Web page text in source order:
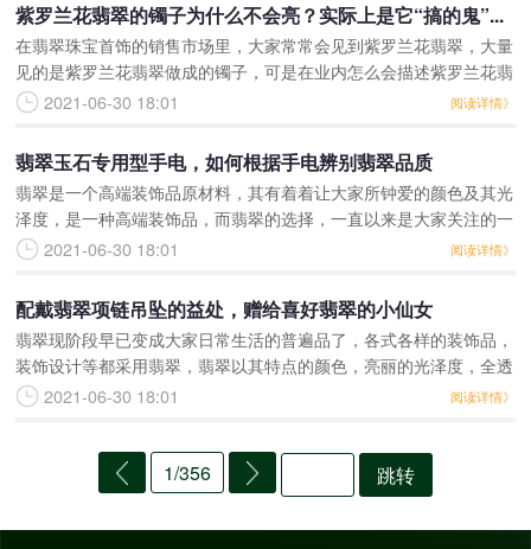
紫罗兰花翡翠的镯子为什么不会亮？实际上是它“搞的鬼”...
在翡翠珠宝首饰的销售市场里，大家常常会见到紫罗兰花翡翠，大量
见的是紫罗兰花翡翠做成的镯子，可是在业内怎么会描述紫罗兰花翡
翠为“见光死”？一般一进翡翠店，你能发觉店内的仅是白光，给人较
2021-06-30 18:01 阅读详情》
翡翠玉石专用型手电，如何根据手电辨别翡翠品质
翡翠是一个高端装饰品原材料，其有着着让大家所钟爱的颜色及其光
泽度，是一种高端装饰品，而翡翠的选择，一直以来是大家关注的一
个难题，用哪种来辨别翡翠呢？用哪种来观察翡翠呢？翡翠及其别的
2021-06-30 18:01 阅读详情》
配戴翡翠项链吊坠的益处，赠给喜好翡翠的小仙女
翡翠现阶段早已变成大家日常生活的普遍品了，各式各样的装饰品，
装饰设计等都采用翡翠，翡翠以其特点的颜色，亮丽的光泽度，全透
明的层次感及其高雅的气场，给人一种尤其舒服的觉得，而翡翠戒指
2021-06-30 18:01 阅读详情》
1/356 跳转